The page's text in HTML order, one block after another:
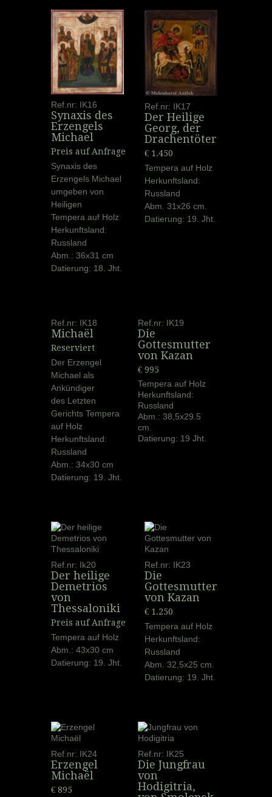
Ref.nr: IK16
Synaxis des
Erzengels
Michael
Preis auf Anfrage
Synaxis des
Erzengels Michael
umgeben von
Heiligen
Tempera auf Holz
Herkunftsland:
Russland
Abm.: 36x31 cm
Datierung: 18. Jht.
Ref.nr: IK17
Der Heilige
Georg, der
Drachentöter
€ 1.450
Tempera auf Holz
Herkunftsland:
Russland
Abm. 31x26 cm.
Datierung: 19. Jht.
Ref.nr: IK18
Michaël
Reserviert
Der Erzengel
Michael als
Ankündiger
des Letzten
Gerichts Tempera
auf Holz
Herkunftsland:
Russland
Abm.: 34x30 cm
Datierung: 19. Jht.
Ref.nr: IK19
Die
Gottesmutter
von Kazan
€ 995
Tempera auf Holz
Herkunftsland:
Russland
Abm.: 38,5x29.5
cm.
Datierung: 19 Jht.
Ref.nr: Ik20
Der heilige
Demetrios
von
Thessaloniki
Preis auf Anfrage
Tempera auf Holz
Abm.: 43x30 cm
Datierung: 19. Jht.
Ref.nr: IK23
Die
Gottesmutter
von Kazan
€ 1.250
Tempera auf Holz
Herkunftsland:
Russland
Abm. 32,5x25 cm.
Datierung: 19. Jht.
Ref.nr: IK24
Erzengel
Michaël
€ 895
Ref.nr: IK25
Die Jungfrau
von
Hodigitria,